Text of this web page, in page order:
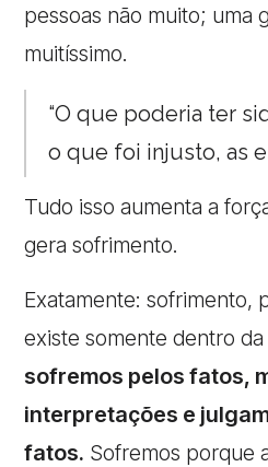
pessoas não muito; uma
muitíssimo.
“O que poderia ter
o que foi injusto, as
Tudo isso aumenta a
gera sofrimento.
Exatamente: sofrimento,
existe somente dentro
sofremos pelos fatos,
interpretações e
fatos. Sofremos porque